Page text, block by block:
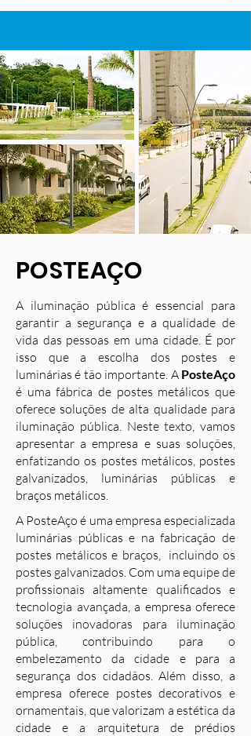
POSTEAÇO
A iluminação pública é essencial para
garantir a segurança e a qualidade de
vida das pessoas em uma cidade. É por
isso que a escolha dos postes e
luminárias é tão importante. A PosteAço
é uma fábrica de postes metálicos que
oferece soluções de alta qualidade para
iluminação pública. Neste texto, vamos
apresentar a empresa e suas soluções,
enfatizando os postes metálicos, postes
galvanizados, luminárias públicas e
braços metálicos.
A PosteAço é uma empresa especializada
luminárias públicas e na fabricação de
postes metálicos e braços, incluindo os
postes galvanizados. Com uma equipe de
profissionais altamente qualificados e
tecnologia avançada, a empresa oferece
soluções inovadoras para iluminação
pública, contribuindo para o
embelezamento da cidade e para a
segurança dos cidadãos. Além disso, a
empresa oferece postes decorativos e
ornamentais, que valorizam a estética da
cidade e a arquitetura de prédios